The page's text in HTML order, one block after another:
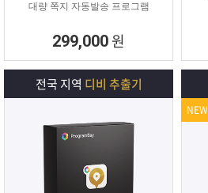
대량 쪽지 자동발송 프로그램
299,000 원
전국 지역 디비 추출기
NEW